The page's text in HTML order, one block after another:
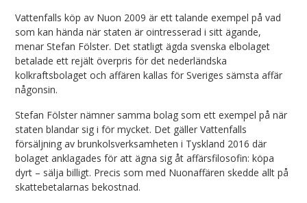
Vattenfalls köp av Nuon 2009 är ett talande exempel på vad
som kan hända när staten är ointresserad i sitt ägande,
menar Stefan Fölster. Det statligt ägda svenska elbolaget
betalade ett rejält överpris för det nederländska
kolkraftsbolaget och affären kallas för Sveriges sämsta affär
någonsin.
Stefan Fölster nämner samma bolag som ett exempel på när
staten blandar sig i för mycket. Det gäller Vattenfalls
försäljning av brunkolsverksamheten i Tyskland 2016 där
bolaget anklagades för att ägna sig åt affärsfilosofin: köpa
dyrt – sälja billigt. Precis som med Nuonaffären skedde allt på
skattebetalarnas bekostnad.